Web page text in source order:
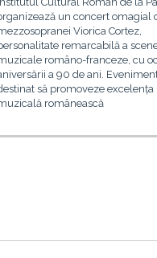
un concert omagial
Viorica Cortez,
remarcabilă a
româno-franceze, cu
a 90 de ani.
să promoveze excelența
românească